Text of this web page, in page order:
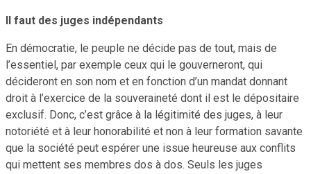
Il faut des juges indépendants
En démocratie, le peuple ne décide pas de tout, mais de
l’essentiel, par exemple ceux qui le gouverneront, qui
décideront en son nom et en fonction d’un mandat donnant
droit à l’exercice de la souveraineté dont il est le dépositaire
exclusif. Donc, c’est grâce à la légitimité des juges, à leur
notoriété et à leur honorabilité et non à leur formation savante
que la société peut espérer une issue heureuse aux conflits
qui mettent ses membres dos à dos. Seuls les juges